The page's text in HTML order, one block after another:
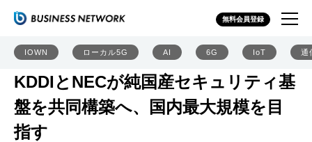
無料会員登録
IOWN ローカル5G AI 6G IoT 通
KDDIとNECが純国産セキュリティ基
盤を共同構築へ、国内最大規模を目
指す